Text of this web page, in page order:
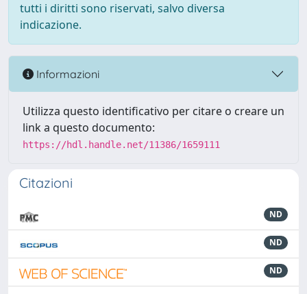
tutti i diritti sono riservati, salvo diversa
indicazione.
Informazioni
Utilizza questo identificativo per citare o creare un
link a questo documento:
https://hdl.handle.net/11386/1659111
Citazioni
ND
ND
ND